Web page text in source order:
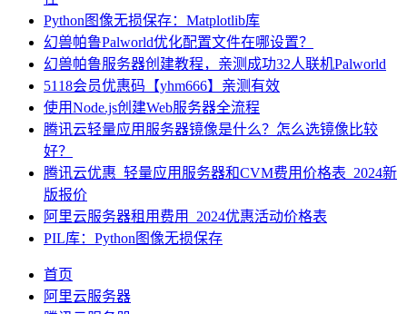
Python图像无损保存：Matplotlib库
幻兽帕鲁Palworld优化配置文件在哪设置？
幻兽帕鲁服务器创建教程，亲测成功32人联机Palworld
5118会员优惠码【yhm666】亲测有效
使用Node.js创建Web服务器全流程
腾讯云轻量应用服务器镜像是什么？怎么选镜像比较
好？
腾讯云优惠_轻量应用服务器和CVM费用价格表_2024新
版报价
阿里云服务器租用费用_2024优惠活动价格表
PIL库：Python图像无损保存
首页
阿里云服务器